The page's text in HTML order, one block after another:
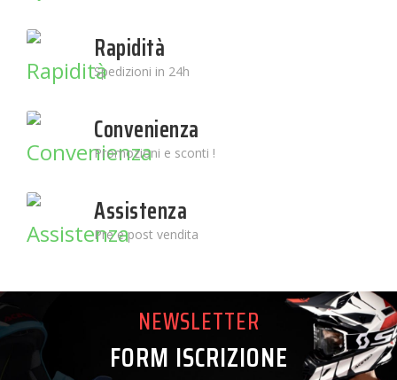
Rapidità
Spedizioni in 24h
Convenienza
Promozioni e sconti !
Assistenza
Pre e post vendita
NEWSLETTER
FORM ISCRIZIONE